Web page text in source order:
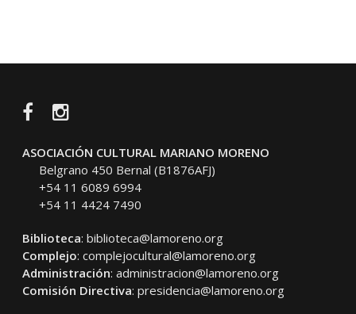
FacebookInstagram
ASOCIACIÓN CULTURAL MARIANO MORENO
Belgrano 450 Bernal (B1876AFJ)
+54 11 6089 6994
+54 11 4424 7490
Biblioteca: biblioteca@lamoreno.org
Complejo: complejocultural@lamoreno.org
Administración: administracion@lamoreno.org
Comisión Directiva: presidencia@lamoreno.org